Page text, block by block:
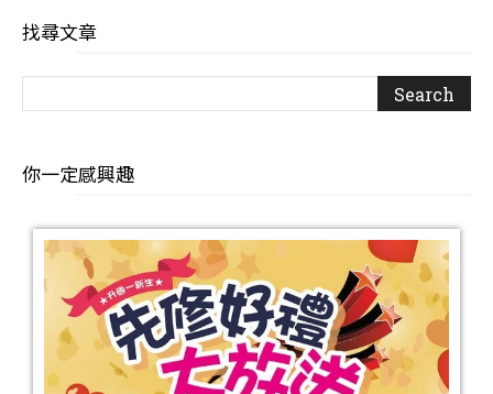
找尋文章
你一定感興趣